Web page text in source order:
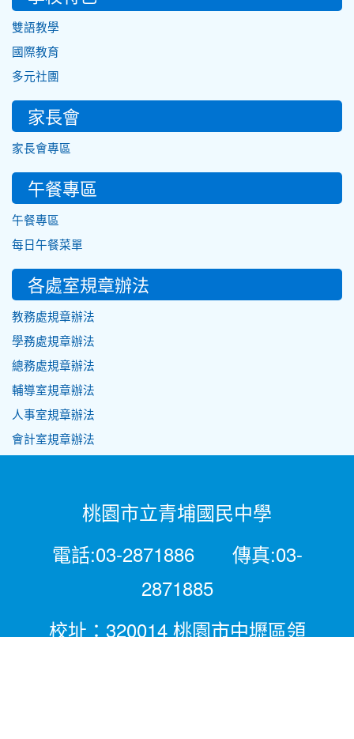
雙語教學
國際教育
多元社團
家長會
家長會專區
午餐專區
午餐專區
每日午餐菜單
各處室規章辦法
教務處規章辦法
學務處規章辦法
總務處規章辦法
輔導室規章辦法
人事室規章辦法
會計室規章辦法
桃園市立青埔國民中學
電話:03-2871886 傳真:03-
2871885
校址：320014 桃園市中壢區領